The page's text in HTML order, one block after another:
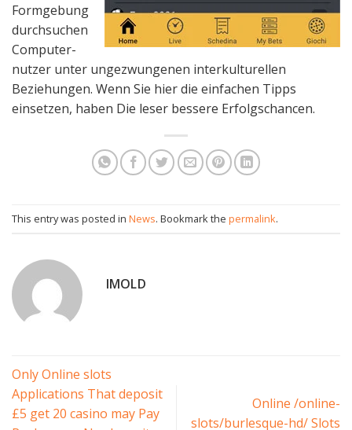
Formgebung
durchsuchen
Computer-
nutzer unter ungezwungenen interkulturellen
Beziehungen. Wenn Sie hier die einfachen Tipps
einsetzen, haben Die leser bessere Erfolgschancen.
This entry was posted in News. Bookmark the permalink.
IMOLD
Only Online slots
Applications That deposit
£5 get 20 casino may Pay
Online /online-
slots/burlesque-hd/ Slots